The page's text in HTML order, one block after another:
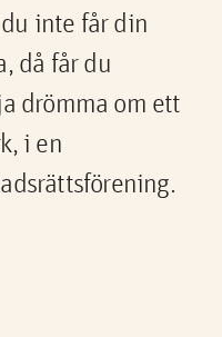
inte får din
då får du
drömma om ett
i en